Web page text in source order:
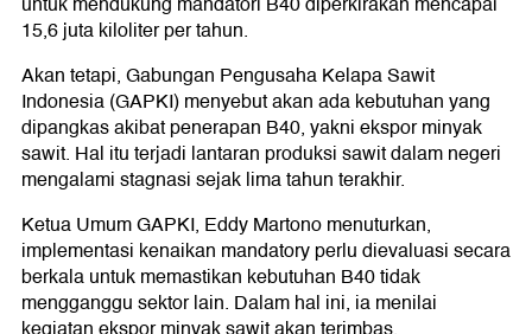
15,6 juta kiloliter per tahun.
Akan tetapi, Gabungan Pengusaha Kelapa Sawit
Indonesia (GAPKI) menyebut akan ada kebutuhan yang
dipangkas akibat penerapan B40, yakni ekspor minyak
sawit. Hal itu terjadi lantaran produksi sawit dalam negeri
mengalami stagnasi sejak lima tahun terakhir.
Ketua Umum GAPKI, Eddy Martono menuturkan,
implementasi kenaikan mandatory perlu dievaluasi secara
berkala untuk memastikan kebutuhan B40 tidak
mengganggu sektor lain. Dalam hal ini, ia menilai